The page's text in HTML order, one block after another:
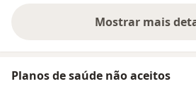
Mostrar maissobre
Planos de saúde não aceitos